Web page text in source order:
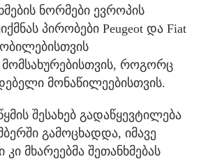
ნორმები ევროპის
პირობები Peugeot და Fiat
როგორც
მონაწილეებისთვის.
შესახებ გადაწყევტილება
გამოცხადდა, იმავე
მხარეებმა შეთანხმებას